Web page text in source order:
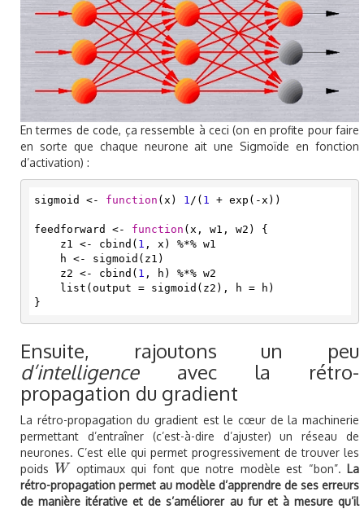
En termes de code, ça ressemble à ceci (on en profite pour faire
en sorte que chaque neurone ait une Sigmoïde en fonction
d’activation) :
sigmoid <- function (x) 1 /( 1 + exp(-x))
feedforward <- function (x, w1, w2) {
    z1 <- cbind(
1 , x) %*% w1
    z2 <- cbind(
1 , h) %*% w2
}
Ensuite, rajoutons un peu
d’intelligenceavec la rétro-
propagation du gradient
La rétro-propagation du gradient est le cœur de la machinerie
permettant d’entraîner (c’est-à-dire d’ajuster) un réseau de
neurones. C’est elle qui permet progressivement de trouver les
poids W
W optimaux qui font que notre modèle est “bon”. La
rétro-propagation permet au modèle d’apprendre de ses erreurs
de manière itérative et de s’améliorer au fur et à mesure qu’il